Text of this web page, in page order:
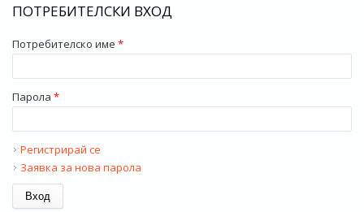
ПОТРЕБИТЕЛСКИ ВХОД
Потребителско име *
Парола *
Регистрирай се
Заявка за нова парола